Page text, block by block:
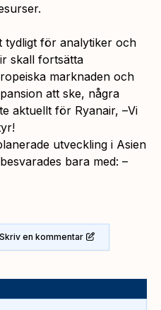
tydligt för analytiker och
skall fortsätta
marknaden och
att ske, några
aktuellt för Ryanair, –Vi
utveckling i Asien
bara med: –
Skriv en kommentar